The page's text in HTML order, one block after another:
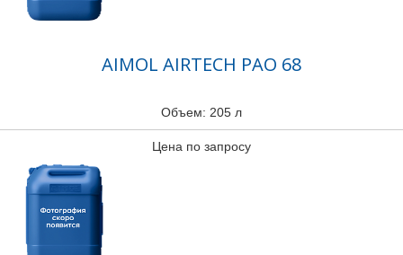
AIMOL AIRTECH PAO 68
Объем: 205 л
Цена по запросу